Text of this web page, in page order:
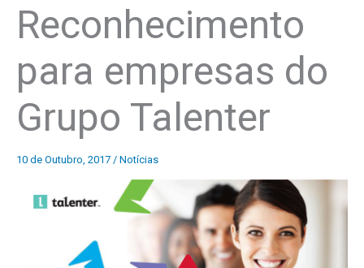
Reconhecimento
para empresas do
Grupo Talenter
10 de Outubro, 2017 / Notícias